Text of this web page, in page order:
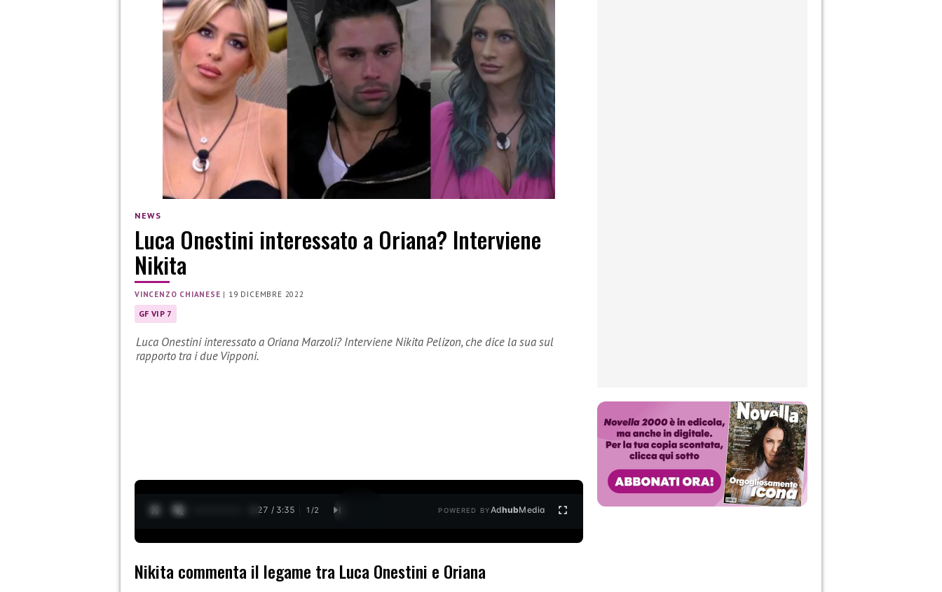
NEWS
Luca Onestini interessato a Oriana? Interviene
Nikita
VINCENZO CHIANESE | 19 DICEMBRE 2022
GF VIP 7
Luca Onestini interessato a Oriana Marzoli? Interviene Nikita Pelizon, che dice la sua sul
rapporto tra i due Vipponi.
0:28 / 3:35 1 /2 POWERED BYAdhubMedia
Nikita commenta il legame tra Luca Onestini e Oriana